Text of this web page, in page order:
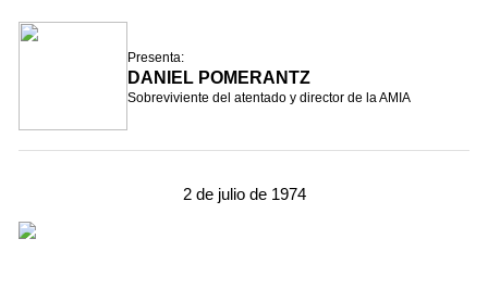
Presenta:
DANIEL POMERANTZ
Sobreviviente del atentado y director de la AMIA
2 de julio de 1974